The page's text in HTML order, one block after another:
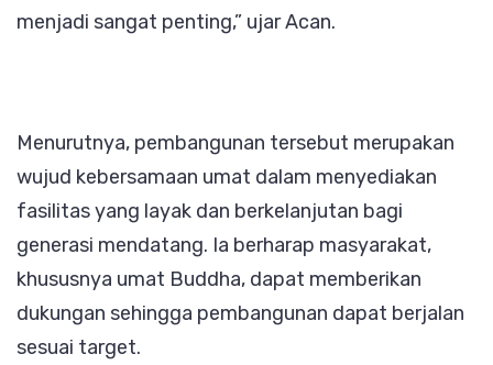
menjadi sangat penting,” ujar Acan.
Menurutnya, pembangunan tersebut merupakan
wujud kebersamaan umat dalam menyediakan
fasilitas yang layak dan berkelanjutan bagi
generasi mendatang. Ia berharap masyarakat,
khususnya umat Buddha, dapat memberikan
dukungan sehingga pembangunan dapat berjalan
sesuai target.